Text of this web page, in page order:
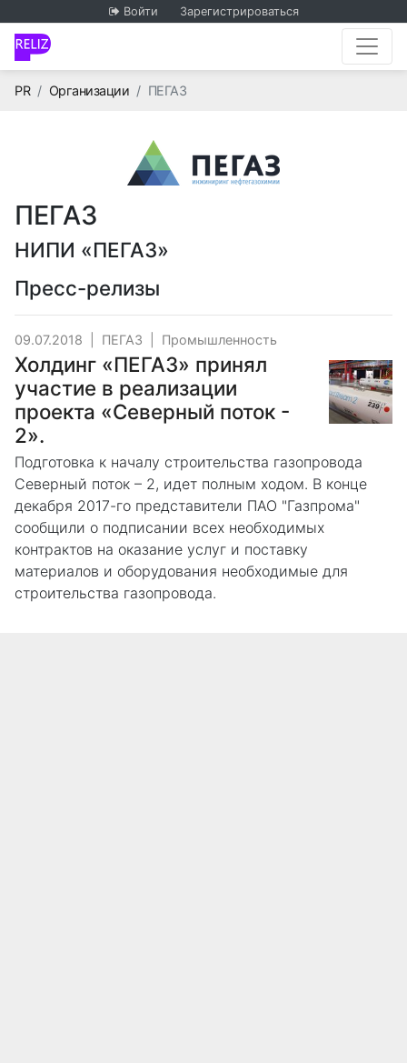
Войти Зарегистрироваться
PRГлавная
Организации ПЕГАЗ
ПЕГАЗ
НИПИ «ПЕГАЗ»
Пресс-релизы
09.07.2018 ПЕГАЗ Промышленность
Холдинг «ПЕГАЗ» принял
участие в реализации
проекта «Северный поток -
2».
Подготовка к началу строительства газопровода
Северный поток – 2, идет полным ходом. В конце
декабря 2017-го представители ПАО "Газпрома"
сообщили о подписании всех необходимых
контрактов на оказание услуг и поставку
материалов и оборудования необходимые для
строительства газопровода.